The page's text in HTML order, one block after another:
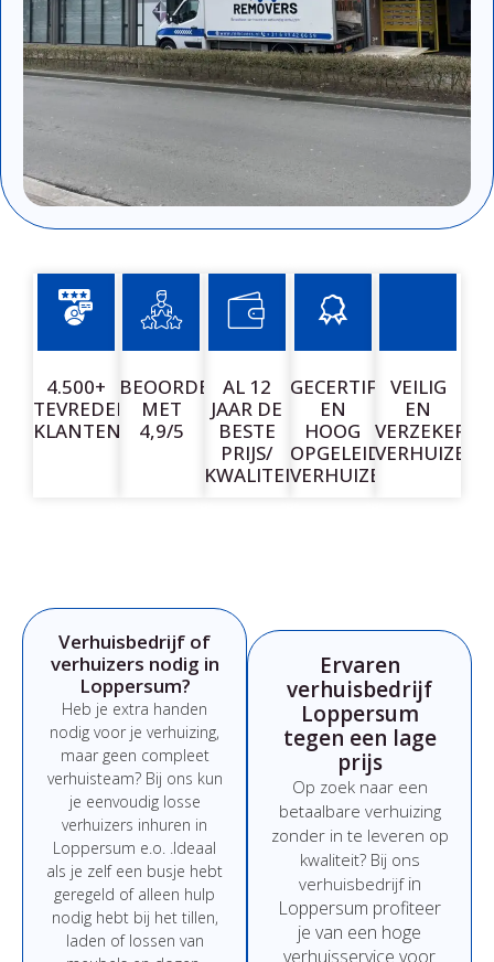
4.500+
TEVREDEN
KLANTEN
BEOORDEELD
MET
4,9/5
AL 12
JAAR DE
BESTE
PRIJS/
KWALITEIT
GECERTIFICEERDE
EN
HOOG
OPGELEIDE
VERHUIZERS
VEILIG
EN
VERZEKERD
VERHUIZEN
Verhuisbedrijf of
verhuizers nodig in
Loppersum?
Heb je extra handen
nodig voor je verhuizing,
maar geen compleet
verhuisteam? Bij ons kun
je eenvoudig losse
verhuizers inhuren in
Loppersum e.o.
Ideaal
als je zelf een busje hebt
geregeld of alleen hulp
nodig hebt bij het tillen,
laden of lossen van
Ervaren
verhuisbedrijf
Loppersum
tegen een lage
prijs
Op zoek naar een
betaalbare verhuizing
zonder in te leveren op
kwaliteit? Bij ons
verhuisbedrijf in
Loppersum profiteer
je van een hoge
verhuisservice voor